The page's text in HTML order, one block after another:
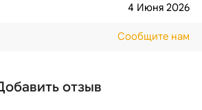
4 Июня 2026
Сообщите нам
отзыв